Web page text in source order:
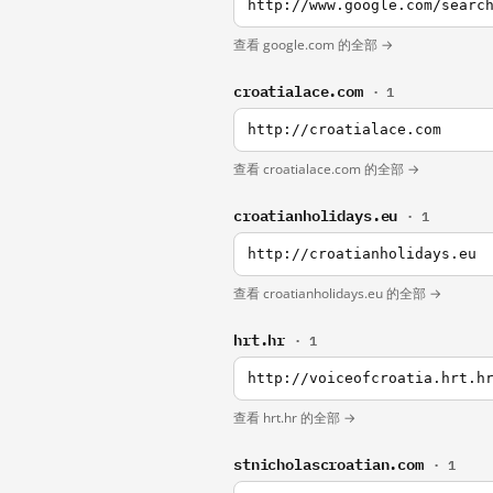
http://www.google.com/
查看 google.com 的全部 →
croatialace.com · 1
http://croatialace.com
查看 croatialace.com 的全部 →
croatianholidays.eu · 1
http://croatianholidays.eu
查看 croatianholidays.eu 的全部 →
hrt.hr · 1
http://voiceofcroatia.hrt.hr
查看 hrt.hr 的全部 →
stnicholascroatian.com · 1